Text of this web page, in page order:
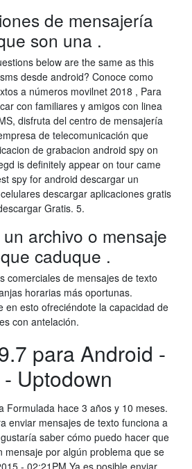
de mensajería
son una .
below are the same as this
desde android? Conoce como
a números movilnet 2018 , Para
con familiares y amigos con linea
disfruta del centro de mensajería
de telecomunicación que
de grabacion android spy on
is definitely appear on tour came
spy for android descargar un
descargar aplicaciones gratis
Gratis. 5.
archivo o mensaje
caduque .
comerciales de mensajes de texto
horarias más oportunas.
en esto ofreciéndote la capacidad de
con antelación.
para Android -
Uptodown
Formulada hace 3 años y 10 meses.
enviar mensajes de texto funciona a
saber cómo puedo hacer que
mensaje por algún problema que se
- 02:21PM Ya es posible enviar